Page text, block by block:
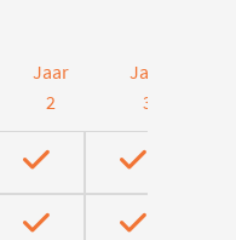
Jaar
2
Jaar
3